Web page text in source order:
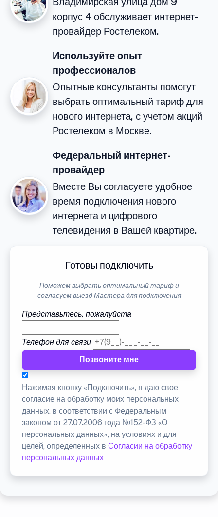
корпус 4 обслуживает интернет-
провайдер Ростелеком.
Используйте опыт
профессионалов
Опытные консультанты помогут
выбрать оптимальный тариф для
нового интернета, с учетом акций
Ростелеком в Москве.
Федеральный интернет-
провайдер
Вместе Вы согласуете удобное
время подключения нового
интернета и цифрового
телевидения в Вашей квартире.
Готовы подключить
Поможем выбрать оптимальный тариф и
согласуем выезд Мастера для подключения
Представьтесь, пожалуйста
Телефон для связи
Позвоните мне
Нажимая кнопку «Подключить», я даю свое
согласие на обработку моих персональных
данных, в соответствии с Федеральным
законом от 27.07.2006 года №152-ФЗ «О
персональных данных», на условиях и для
целей, определенных в Согласии на обработку
персональных данных